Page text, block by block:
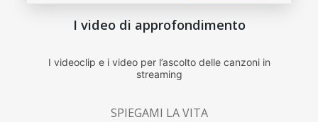
I video di approfondimento
I videoclip e i video per l’ascolto delle canzoni in
streaming
SPIEGAMI LA VITA